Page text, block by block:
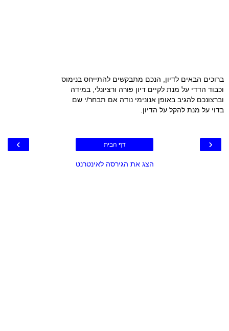
ברוכים הבאים לדיון, הנכם מתבקשים להתייחס בנימוס
וכבוד הדדי על מנת לקיים דיון פורה ורציונלי, במידה
וברצונכם להגיב באופן אנונימי נודה אם תבחר/י שם
בדוי על מנת להקל על הדיון.
‹
› דף הבית
הצג את הגירסה לאינטרנט